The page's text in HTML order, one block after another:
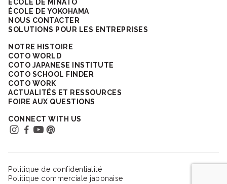
ÉCOLE DE MINATO
ÉCOLE DE YOKOHAMA
NOUS CONTACTER
SOLUTIONS POUR LES ENTREPRISES
NOTRE HISTOIRE
COTO WORLD
COTO JAPANESE INSTITUTE
COTO SCHOOL FINDER
COTO WORK
ACTUALITÉS ET RESSOURCES
FOIRE AUX QUESTIONS
CONNECT WITH US
Politique de confidentialité
Politique commerciale japonaise